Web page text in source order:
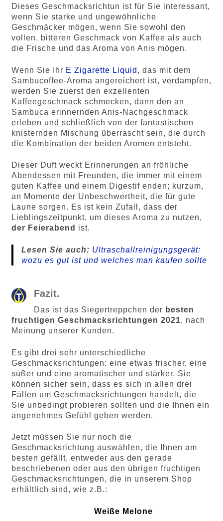
Dieses Geschmacksrichtun ist für Sie interessant,
wenn Sie starke und ungewöhnliche
Geschmäcker mögen, wenn Sie sowohl den
vollen, bitteren Geschmack von Kaffee als auch
die Frische und das Aroma von Anis mögen.
Wenn Sie Ihr E Zigarette Liquid , das mit dem
Sambucoffee-Aroma angereichert ist, verdampfen,
werden Sie zuerst den exzellenten
Kaffeegeschmack schmecken, dann den an
Sambuca erinnernden Anis-Nachgeschmack
erleben und schließlich von der fantastischen
knisternden Mischung überrascht sein, die durch
die Kombination der beiden Aromen entsteht.
Dieser Duft weckt Erinnerungen an fröhliche
Abendessen mit Freunden, die immer mit einem
guten Kaffee und einem Digestif enden; kurzum,
an Momente der Unbeschwertheit, die für gute
Laune sorgen. Es ist kein Zufall, dass der
Lieblingszeitpunkt, um dieses Aroma zu nutzen,
der Feierabend ist.
Lesen Sie auch: Ultraschallreinigungsgerät:
wozu es gut ist und welches man kaufen sollte
Fazit.
Das ist das Siegertreppchen der besten
fruchtigen Geschmacksrichtungen 2021, nach
Meinung unserer Kunden.
Es gibt drei sehr unterschiedliche
Geschmacksrichtungen: eine etwas frischer, eine
süßer und eine aromatischer und stärker. Sie
können sicher sein, dass es sich in allen drei
Fällen um Geschmacksrichtungen handelt, die
Sie unbedingt probieren sollten und die Ihnen ein
angenehmes Gefühl geben werden.
Jetzt müssen Sie nur noch die
Geschmacksrichtung auswählen, die Ihnen am
besten gefällt, entweder aus den gerade
beschriebenen oder aus den übrigen fruchtigen
Geschmacksrichtungen, die in unserem Shop
erhältlich sind, wie z.B.:
Weiße Melone